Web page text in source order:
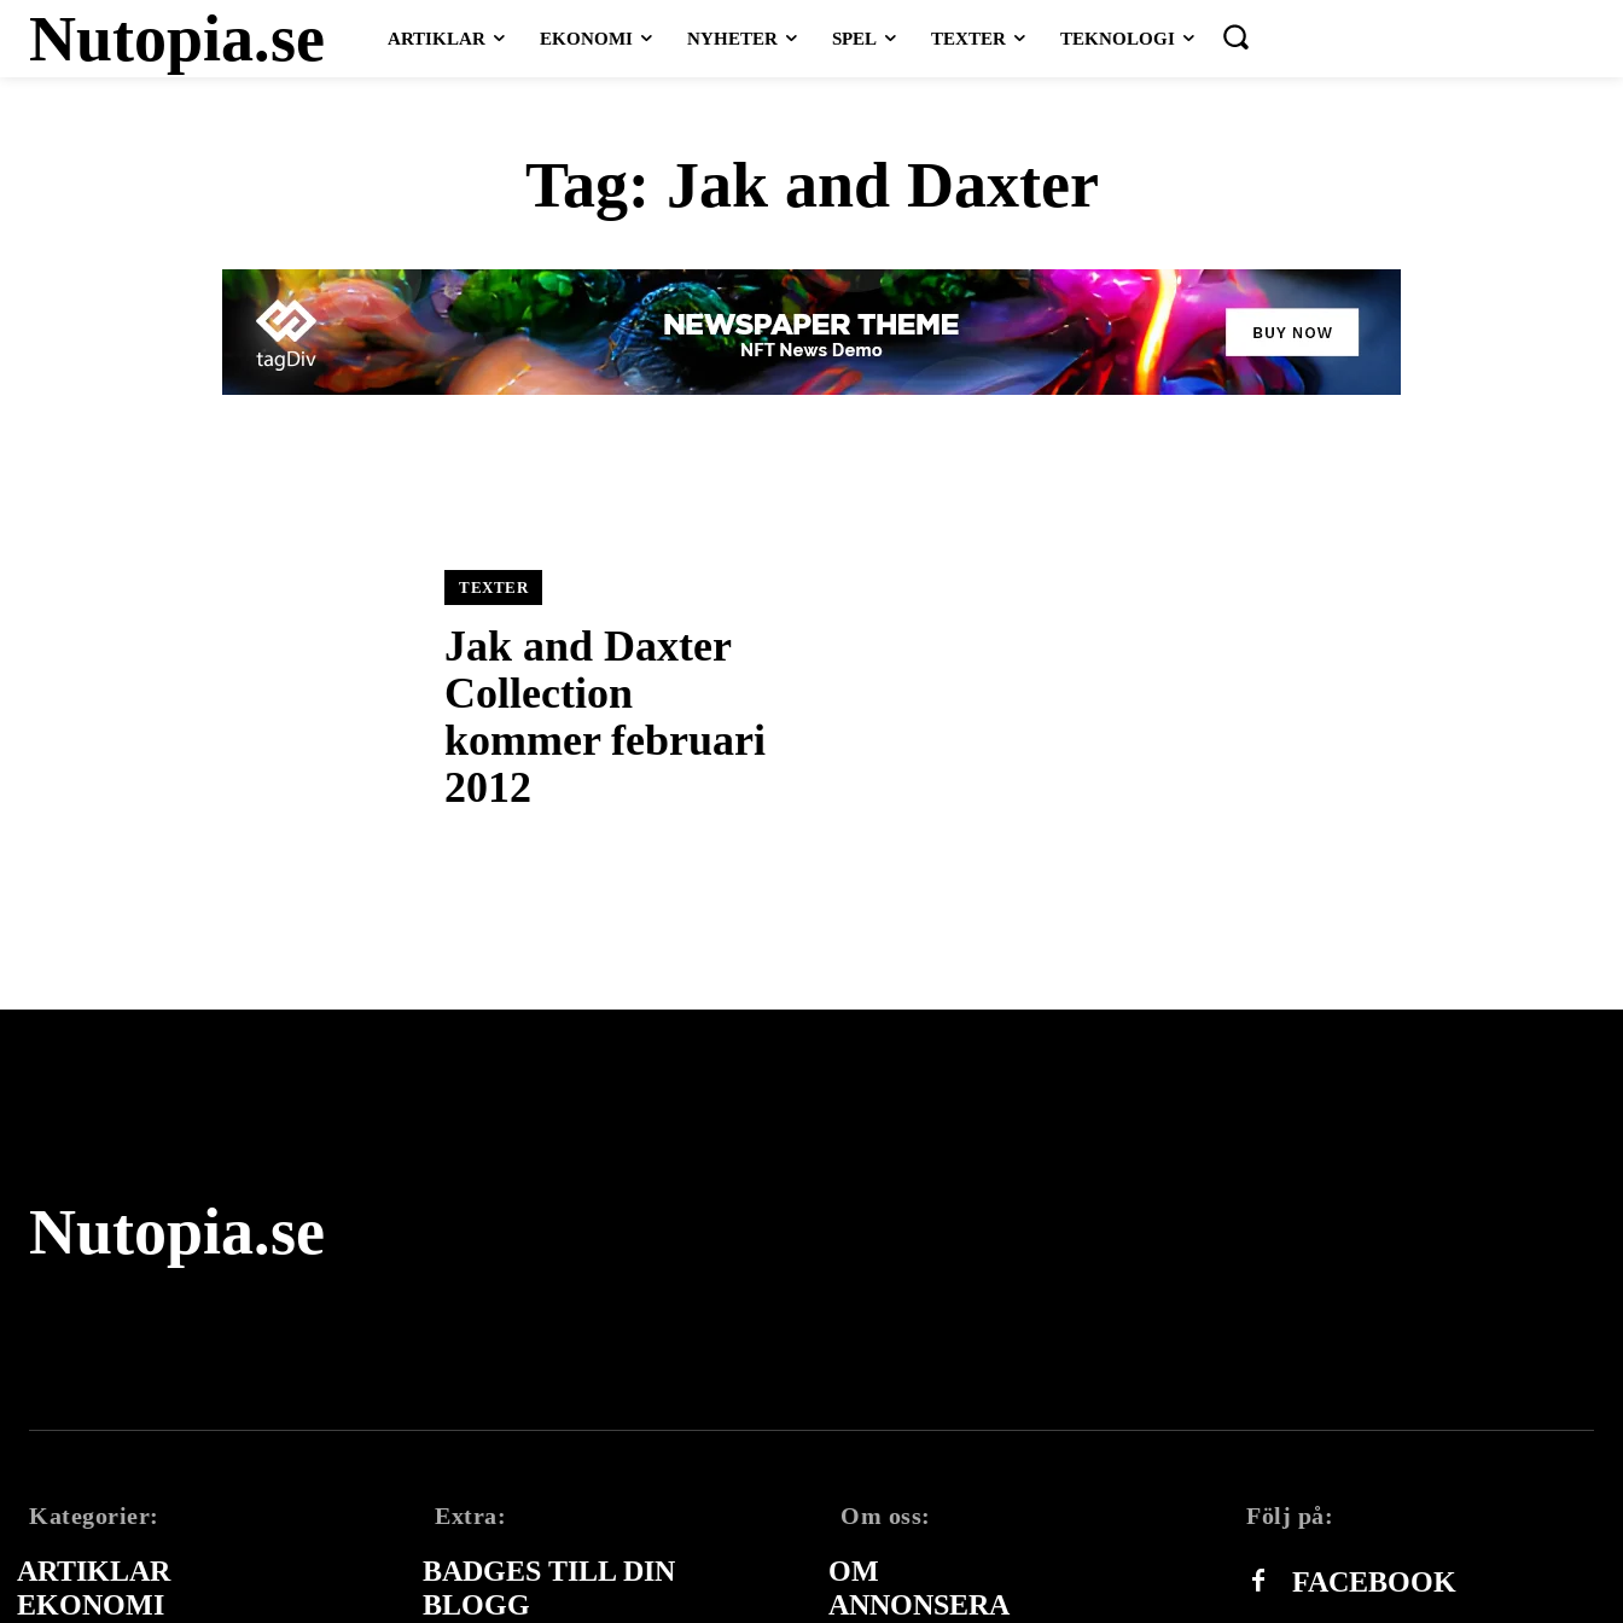
Nutopia.se ARTIKLAR EKONOMI NYHETER SPEL TEXTER TEKNOLOGI
Tag: Jak and Daxter
TEXTER
Jak and Daxter
Collection
kommer februari
2012
Nutopia.se
Kategorier:
ARTIKLAR
EKONOMI
Extra:
BADGES TILL DIN
BLOGG
Om oss:
OM
ANNONSERA
Följ på:
FACEBOOK